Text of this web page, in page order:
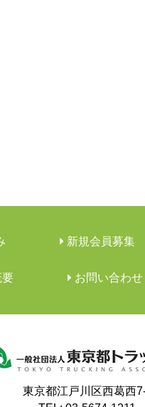
新規会員募集
要 ︎お問い合わせ
東京都江戸川区西葛